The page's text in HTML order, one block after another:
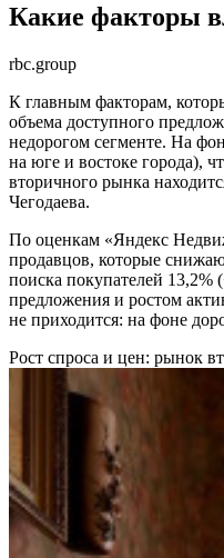
Какие факторы
rbc.group
К главным факторам,
объема доступного
недорогом сегменте. На
на юге и востоке города),
вторичного рынка
Чегодаева.
По оценкам «Яндекс
продавцов, которые
поиска покупателей 13,2%
предложения и ростом
не приходится: на фоне
Рост спроса и цен: рынок